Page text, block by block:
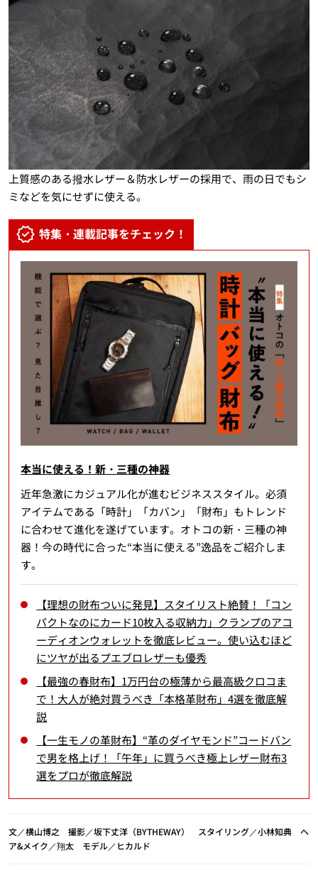
上質感のある撥水レザー＆防水レザーの採用で、雨の日でもシ
ミなどを気にせずに使える。
特集・連載記事をチェック！
本当に使える！新・三種の神器
近年急激にカジュアル化が進むビジネススタイル。必須
アイテムである「時計」「カバン」「財布」もトレンド
に合わせて進化を遂げています。オトコの新・三種の神
器！今の時代に合った“本当に使える”逸品をご紹介しま
す。
【理想の財布ついに発見】スタイリスト絶賛！「コン
パクトなのにカード10枚入る収納力」クランプのアコ
ーディオンウォレットを徹底レビュー。使い込むほど
にツヤが出るプエブロレザーも優秀
【最強の春財布】1万円台の極薄から最高級クロコま
で！大人が絶対買うべき「本格革財布」4選を徹底解
説
【一生モノの革財布】“革のダイヤモンド”コードバン
で男を格上げ！「午年」に買うべき極上レザー財布3
選をプロが徹底解説
文／横山博之 撮影／坂下丈洋（BYTHEWAY） スタイリング／小林知典 ヘ
ア&メイク／翔太 モデル／ヒカルド